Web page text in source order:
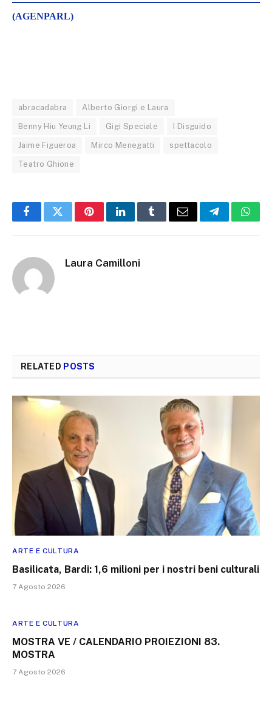
(AGENPARL)
abracadabra Alberto Giorgi e Laura
Benny Hiu Yeung Li Gigi Speciale I Disguido
Jaime Figueroa Mirco Menegatti spettacolo
Teatro Ghione
FacebookTwitterPinterestLinkedInTumblrEmail Telegram
Laura Camilloni
RELATED POSTS
ARTE E CULTURA
Basilicata, Bardi: 1,6 milioni per i nostri beni culturali
7 Agosto 2026
ARTE E CULTURA
MOSTRA VE / CALENDARIO PROIEZIONI 83.
MOSTRA
7 Agosto 2026